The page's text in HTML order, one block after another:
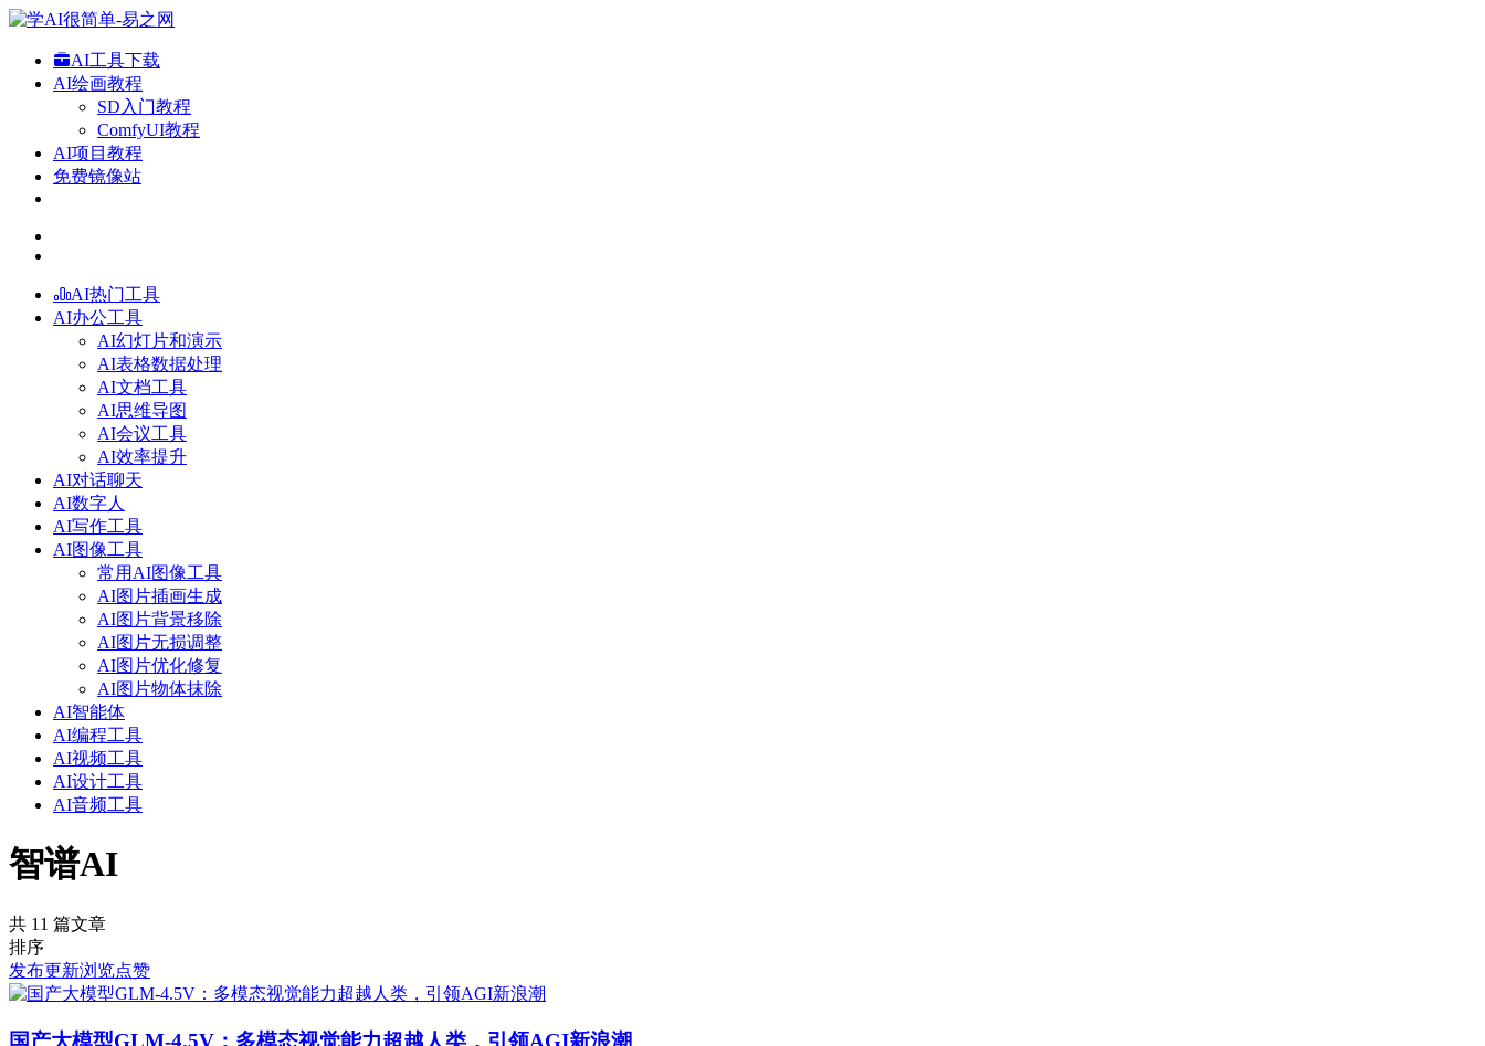
AI工具下载
AI绘画教程
SD入门教程
ComfyUI教程
AI项目教程
免费镜像站
AI热门工具
AI办公工具
AI幻灯片和演示
AI表格数据处理
AI文档工具
AI思维导图
AI会议工具
AI效率提升
AI对话聊天
AI数字人
AI写作工具
AI图像工具
常用AI图像工具
AI图片插画生成
AI图片背景移除
AI图片无损调整
AI图片优化修复
AI图片物体抹除
AI智能体
AI编程工具
AI视频工具
AI设计工具
AI音频工具
智谱AI
共 11 篇文章
排序
发布更新浏览点赞
国产大模型GLM-4.5V：多模态视觉能力超越人类，引领AGI新浪潮